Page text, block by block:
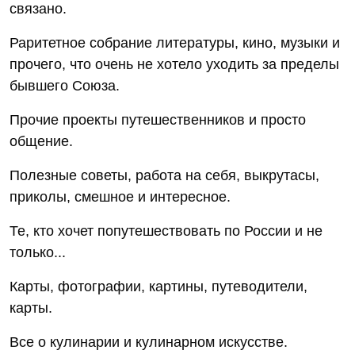
связано.
Раритетное собрание литературы, кино, музыки и
прочего, что очень не хотело уходить за пределы
бывшего Союза.
Прочие проекты путешественников и просто
общение.
Полезные советы, работа на себя, выкрутасы,
приколы, смешное и интересное.
Те, кто хочет попутешествовать по России и не
только...
Карты, фотографии, картины, путеводители,
карты.
Все о кулинарии и кулинарном искусстве.